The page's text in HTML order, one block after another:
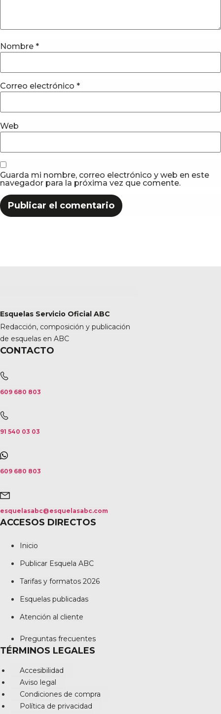
Nombre *
Correo electrónico *
Web
Guarda mi nombre, correo electrónico y web en este
navegador para la próxima vez que comente.
Esquelas Servicio Oficial ABC
Redacción, composición y publicación
de esquelas en ABC
CONTACTO
609 680 803
91 540 03 03
609 680 803
esquelasabc@esquelasabc.com
ACCESOS DIRECTOS
Inicio
Publicar Esquela ABC
Tarifas y formatos 2026
Esquelas publicadas
Atención al cliente
Preguntas frecuentes
TÉRMINOS LEGALES
Accesibilidad
Aviso legal
Condiciones de compra
Política de privacidad